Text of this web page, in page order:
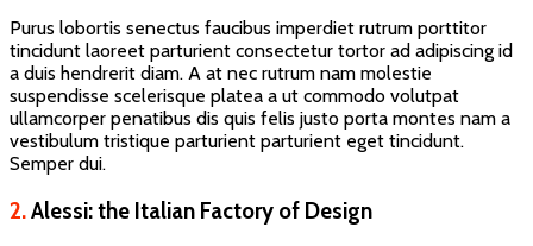
Purus lobortis senectus faucibus imperdiet rutrum porttitor
tincidunt laoreet parturient consectetur tortor ad adipiscing id
a duis hendrerit diam. A at nec rutrum nam molestie
suspendisse scelerisque platea a ut commodo volutpat
ullamcorper penatibus dis quis felis justo porta montes nam a
vestibulum tristique parturient parturient eget tincidunt.
Semper dui.
2.Alessi: the Italian Factory of Design